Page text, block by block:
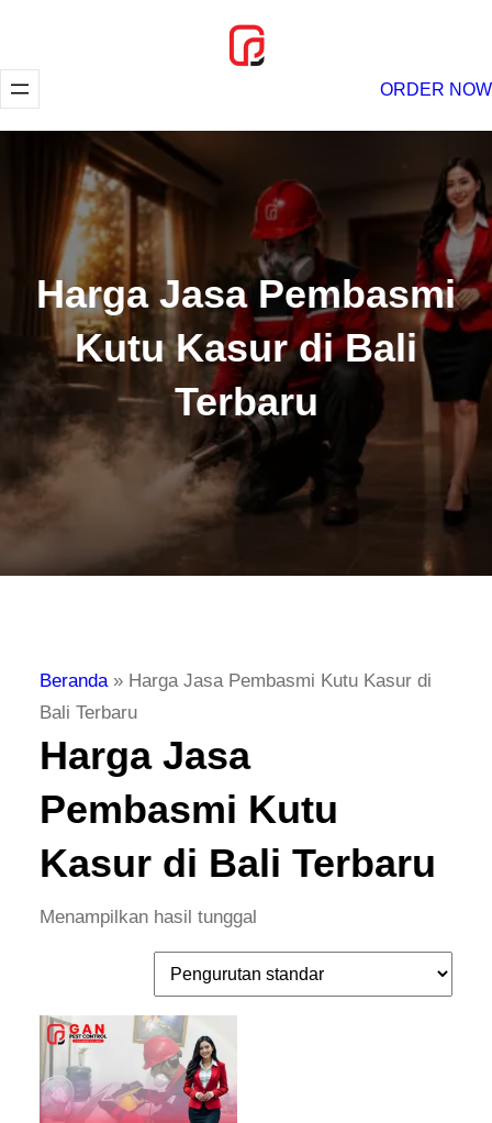
konten
ORDER NOW
Harga Jasa Pembasmi
Kutu Kasur di Bali
Terbaru
Beranda» Harga Jasa Pembasmi Kutu Kasur di
Bali Terbaru
Harga Jasa
Pembasmi Kutu
Kasur di Bali Terbaru
Menampilkan hasil tunggal